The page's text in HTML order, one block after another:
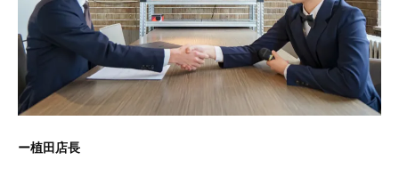
ー植田店長